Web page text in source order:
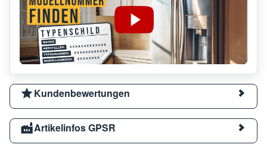
Kundenbewertungen
Artikelinfos GPSR